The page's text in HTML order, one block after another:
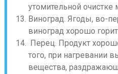
утомительной
Виноград. Ягоды, во-
виноград хорошо
Перец. Продукт
того, при нагревании
вещества,